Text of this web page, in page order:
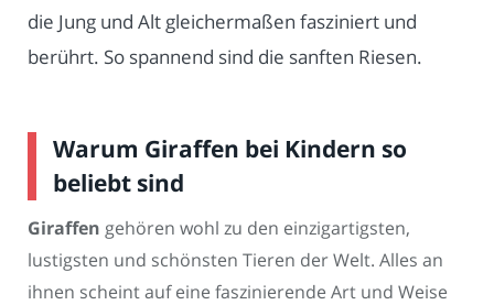
die Jung und Alt gleichermaßen fasziniert und
berührt. So spannend sind die sanften Riesen.
Warum Giraffen bei Kindern so
beliebt sind
Giraffen gehören wohl zu den einzigartigsten,
lustigsten und schönsten Tieren der Welt. Alles an
ihnen scheint auf eine faszinierende Art und Weise